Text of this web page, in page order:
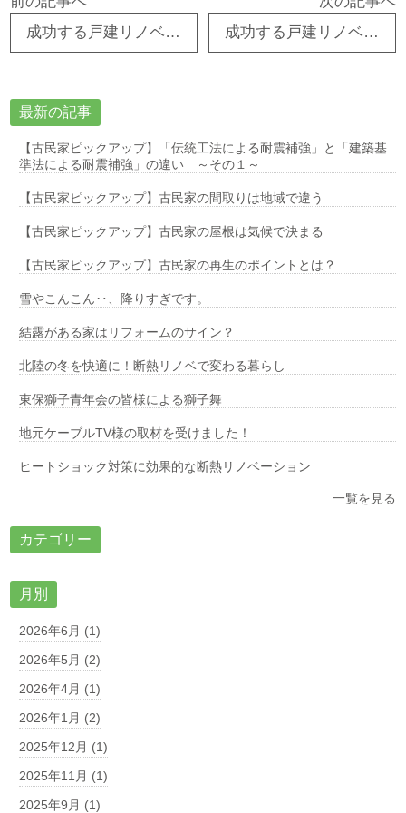
成功する戸建リノベーションの進め方②
成功する戸建リノベーションの進め方④
最新の記事
【古民家ピックアップ】「伝統工法による耐震補強」と「建築基
準法による耐震補強」の違い ～その１～
【古民家ピックアップ】古民家の間取りは地域で違う
【古民家ピックアップ】古民家の屋根は気候で決まる
【古民家ピックアップ】古民家の再生のポイントとは？
雪やこんこん‥、降りすぎです。
結露がある家はリフォームのサイン？
北陸の冬を快適に！断熱リノベで変わる暮らし
東保獅子青年会の皆様による獅子舞
地元ケーブルTV様の取材を受けました！
ヒートショック対策に効果的な断熱リノベーション
一覧を見る
カテゴリー
月別
2026年6月 (1)
2026年5月 (2)
2026年4月 (1)
2026年1月 (2)
2025年12月 (1)
2025年11月 (1)
2025年9月 (1)